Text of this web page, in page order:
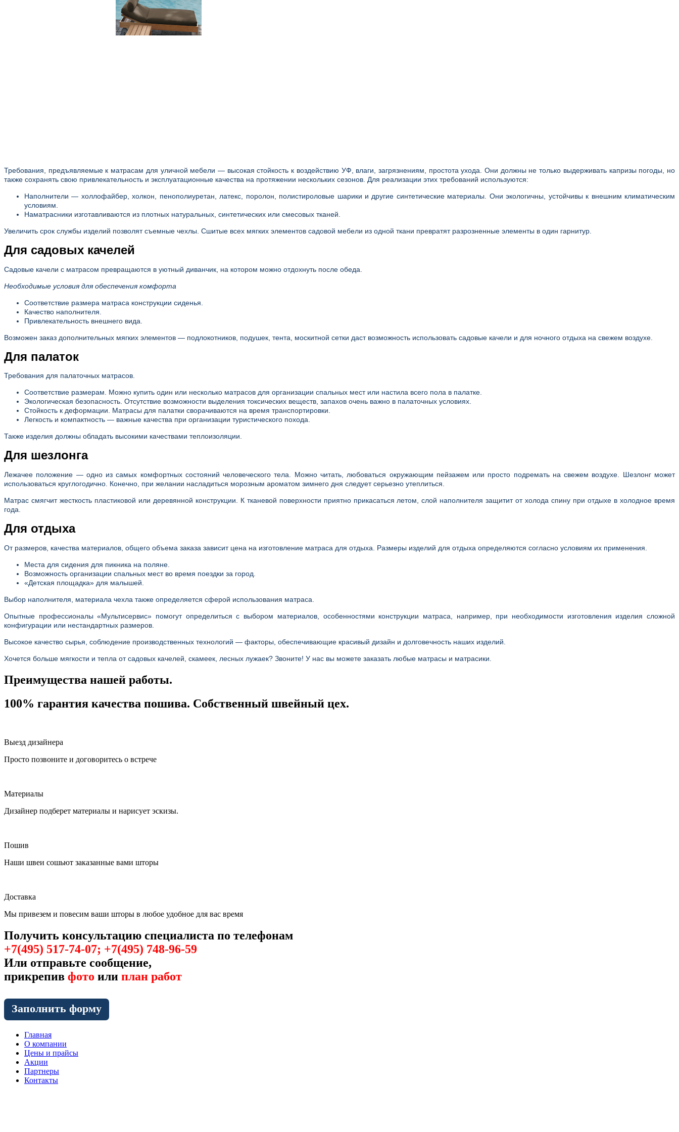
Требования, предъявляемые к матрасам для уличной мебели — высокая стойкость к воздействию УФ, влаги, загрязнениям, простота ухода. Они должны не только выдерживать капризы погоды, но
также сохранять свою привлекательность и эксплуатационные качества на протяжении нескольких сезонов. Для реализации этих требований используются:
Наполнители — холлофайбер, холкон, пенополиуретан, латекс, поролон, полистироловые шарики и другие синтетические материалы. Они экологичны, устойчивы к внешним климатическим
условиям.
Наматрасники изготавливаются из плотных натуральных, синтетических или смесовых тканей.
Увеличить срок службы изделий позволят съемные чехлы. Сшитые всех мягких элементов садовой мебели из одной ткани превратят разрозненные элементы в один гарнитур.
Для садовых качелей
Садовые качели с матрасом превращаются в уютный диванчик, на котором можно отдохнуть после обеда.
Необходимые условия для обеспечения комфорта
Соответствие размера матраса конструкции сиденья.
Качество наполнителя.
Привлекательность внешнего вида.
Возможен заказ дополнительных мягких элементов — подлокотников, подушек, тента, москитной сетки даст возможность использовать садовые качели и для ночного отдыха на свежем воздухе.
Для палаток
Требования для палаточных матрасов.
Соответствие размерам. Можно купить один или несколько матрасов для организации спальных мест или настила всего пола в палатке.
Экологическая безопасность. Отсутствие возможности выделения токсических веществ, запахов очень важно в палаточных условиях.
Стойкость к деформации. Матрасы для палатки сворачиваются на время транспортировки.
Легкость и компактность — важные качества при организации туристического похода.
Также изделия должны обладать высокими качествами теплоизоляции.
Для шезлонга
Лежачее положение — одно из самых комфортных состояний человеческого тела. Можно читать, любоваться окружающим пейзажем или просто подремать на свежем воздухе. Шезлонг может
использоваться круглогодично. Конечно, при желании насладиться морозным ароматом зимнего дня следует серьезно утеплиться.
Матрас смягчит жесткость пластиковой или деревянной конструкции. К тканевой поверхности приятно прикасаться летом, слой наполнителя защитит от холода спину при отдыхе в холодное время
года.
Для отдыха
От размеров, качества материалов, общего объема заказа зависит цена на изготовление матраса для отдыха. Размеры изделий для отдыха определяются согласно условиям их применения.
Места для сидения для пикника на поляне.
Возможность организации спальных мест во время поездки за город.
«Детская площадка» для малышей.
Выбор наполнителя, материала чехла также определяется сферой использования матраса.
Опытные профессионалы «Мультисервис» помогут определиться с выбором материалов, особенностями конструкции матраса, например, при необходимости изготовления изделия сложной
конфигурации или нестандартных размеров.
Высокое качество сырья, соблюдение производственных технологий — факторы, обеспечивающие красивый дизайн и долговечность наших изделий.
Хочется больше мягкости и тепла от садовых качелей, скамеек, лесных лужаек? Звоните! У нас вы можете заказать любые матрасы и матрасики.
Преимущества нашей работы.
100% гарантия качества пошива. Собственный швейный цех.
Выезд дизайнера
Просто позвоните и договоритесь о встрече
Материалы
Дизайнер подберет материалы и нарисует эскизы.
Пошив
Наши швеи сошьют заказанные вами шторы
Доставка
Мы привезем и повесим ваши шторы в любое удобное для вас время
Получить консультацию специалиста по телефонам
+7(495) 517-74-07; +7(495) 748-96-59
Или отправьте сообщение,
прикрепив фото или план работ
Заполнить форму
Главная
О компании
Цены и прайсы
Акции
Партнеры
Контакты